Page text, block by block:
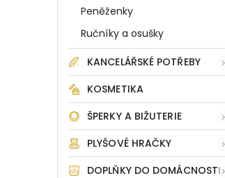
Peněženky
Ručníky a osušky
KANCELÁŘSKÉ POTŘEBY
KOSMETIKA
ŠPERKY A BIŽUTERIE
PLYŠOVÉ HRAČKY
DOPLŇKY DO DOMÁCNOSTI